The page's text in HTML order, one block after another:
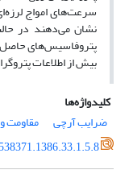
سرعت‌های امواج
نشان می‌دهند در
پتروفاسیس‌های حاصل
بیش از اطلاعات
کلیدواژه‌ها
ضرایب آرچی
مقاومت